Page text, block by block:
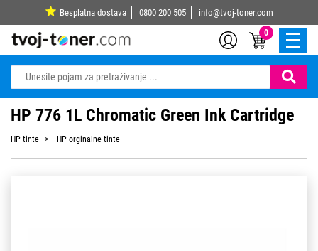
Besplatna dostava 0800 200 505 info@tvoj-toner.com
0
HP 776 1L Chromatic Green Ink Cartridge
HP tinte HP orginalne tinte